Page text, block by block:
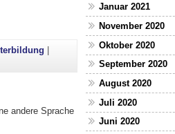
39. Kongress zum Zuhören"
andere Sprache
Januar 2021
November 2020
Oktober 2020
September 2020
August 2020
Juli 2020
Juni 2020